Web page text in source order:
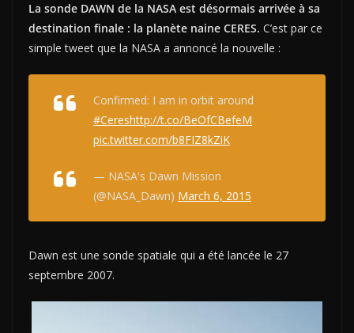
La sonde DAWN de la NASA est désormais arrivée à sa
destination finale : la planète naine CERES. C’est par ce
simple tweet que la NASA a annoncé la nouvelle :
Confirmed: I am in orbit around
#Cereshttp://t.co/BeOfCBefeM
pic.twitter.com/b8FIZ8kZiK
— NASA's Dawn Mission
(@NASA_Dawn) March 6, 2015
Dawn est une sonde spatiale qui a été lancée le 27
septembre 2007.